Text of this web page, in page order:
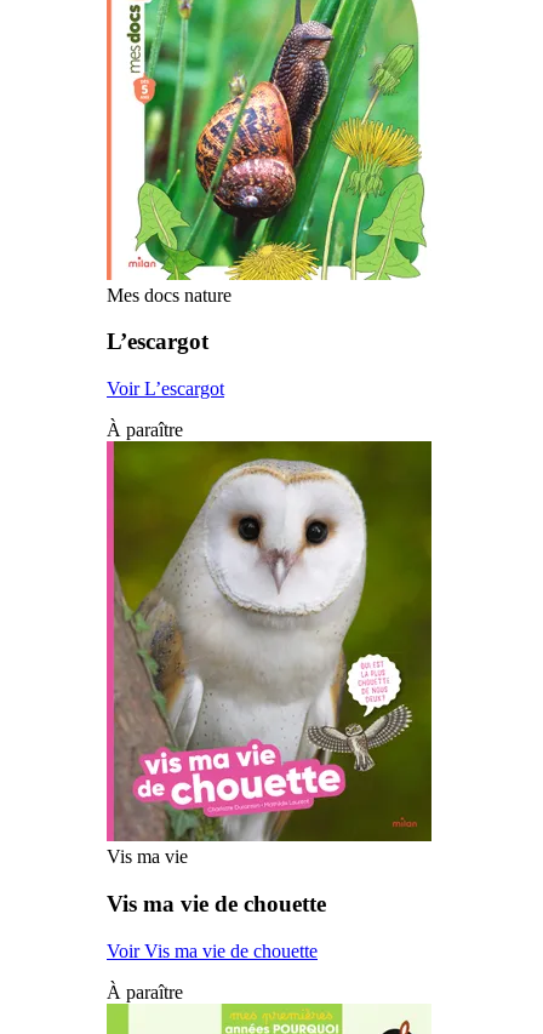
Mes docs nature
L’escargot
Voir L’escargot
À paraître
Vis ma vie
Vis ma vie de chouette
Voir Vis ma vie de chouette
À paraître